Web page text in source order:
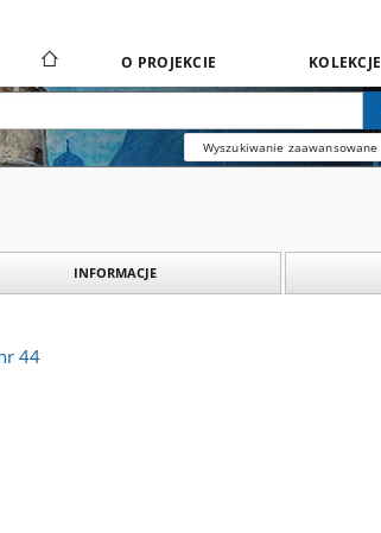
O PROJEKCIE KOLEKCJE
Wyszukiwanie zaawansowane
INFORMACJE
44